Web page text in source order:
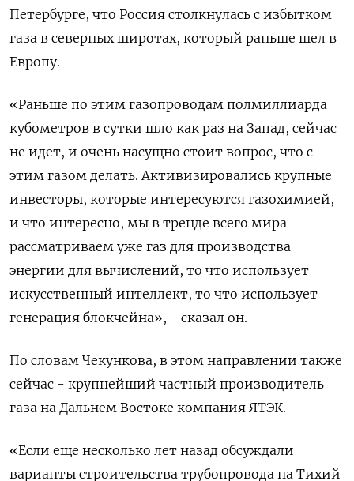
Петербурге, что Россия столкнулась с избытком
газа в северных широтах, который раньше шел в
Европу.
«Раньше по этим газопроводам полмиллиарда
кубометров в сутки шло как раз на Запад, сейчас
не идет, и очень насущно стоит вопрос, что с
этим газом делать. Активизировались крупные
инвесторы, которые интересуются газохимией,
и что интересно, мы в тренде всего мира
рассматриваем уже газ для производства
энергии для вычислений, то что использует
искусственный интеллект, то что использует
генерация блокчейна», - сказал он.
По словам Чекункова, в этом направлении также
сейчас - крупнейший частный производитель
газа на Дальнем Востоке компания ЯТЭК.
«Если еще несколько лет назад обсуждали
варианты строительства трубопровода на Тихий